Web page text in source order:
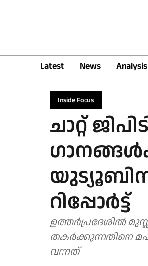
Latest News Analysis
Inside Focus
ചാറ്റ്
റിപ്പോര്‍ട്ട്
ഉത്തര്‍പ്രദേശില്‍
തകര്‍ക്കുന്നതിനെ
വന്നത്